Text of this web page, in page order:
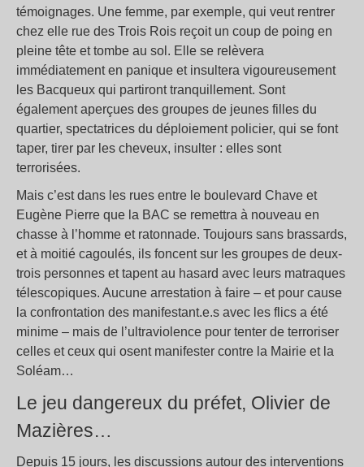
témoignages. Une femme, par exemple, qui veut rentrer
chez elle rue des Trois Rois reçoit un coup de poing en
pleine tête et tombe au sol. Elle se relèvera
immédiatement en panique et insultera vigoureusement
les Bacqueux qui partiront tranquillement. Sont
également aperçues des groupes de jeunes filles du
quartier, spectatrices du déploiement policier, qui se font
taper, tirer par les cheveux, insulter : elles sont
terrorisées.
Mais c’est dans les rues entre le boulevard Chave et
Eugène Pierre que la BAC se remettra à nouveau en
chasse à l’homme et ratonnade. Toujours sans brassards,
et à moitié cagoulés, ils foncent sur les groupes de deux-
trois personnes et tapent au hasard avec leurs matraques
télescopiques. Aucune arrestation à faire – et pour cause
la confrontation des manifestant.e.s avec les flics a été
minime – mais de l’ultraviolence pour tenter de terroriser
celles et ceux qui osent manifester contre la Mairie et la
Soléam…
Le jeu dangereux du préfet, Olivier de
Mazières…
Depuis 15 jours, les discussions autour des interventions